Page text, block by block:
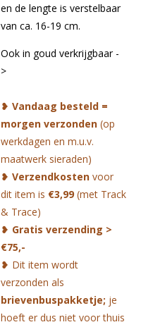
en de lengte is verstelbaar
van ca. 16-19 cm.
Ook in goud verkrijgbaar -
>
❥ Vandaag besteld =
morgen verzonden (op
werkdagen en m.u.v.
maatwerk sieraden)
❥ Verzendkosten voor
dit item is €3,99 (met Track
& Trace)
❥ Gratis verzending >
€75,-
❥ Dit item wordt
verzonden als
brievenbuspakketje; je
hoeft er dus niet voor thuis